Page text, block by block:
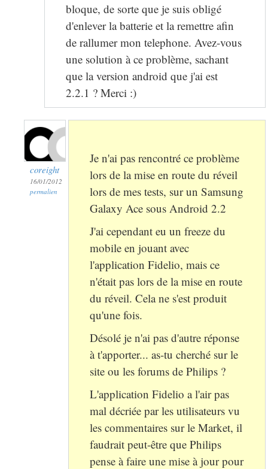
bloque, de sorte que je suis obligé
d'enlever la batterie et la remettre afin
de rallumer mon telephone. Avez-vous
une solution à ce problème, sachant
que la version android que j'ai est
2.2.1 ? Merci :)
coreight
16/01/2012
permalien
Je n'ai pas rencontré ce problème
lors de la mise en route du réveil
lors de mes tests, sur un Samsung
Galaxy Ace sous Android 2.2
J'ai cependant eu un freeze du
mobile en jouant avec
l'application Fidelio, mais ce
n'était pas lors de la mise en route
du réveil. Cela ne s'est produit
qu'une fois.
Désolé je n'ai pas d'autre réponse
à t'apporter... as-tu cherché sur le
site ou les forums de Philips ?
L'application Fidelio a l'air pas
mal décriée par les utilisateurs vu
les commentaires sur le Market, il
faudrait peut-être que Philips
pense à faire une mise à jour pour